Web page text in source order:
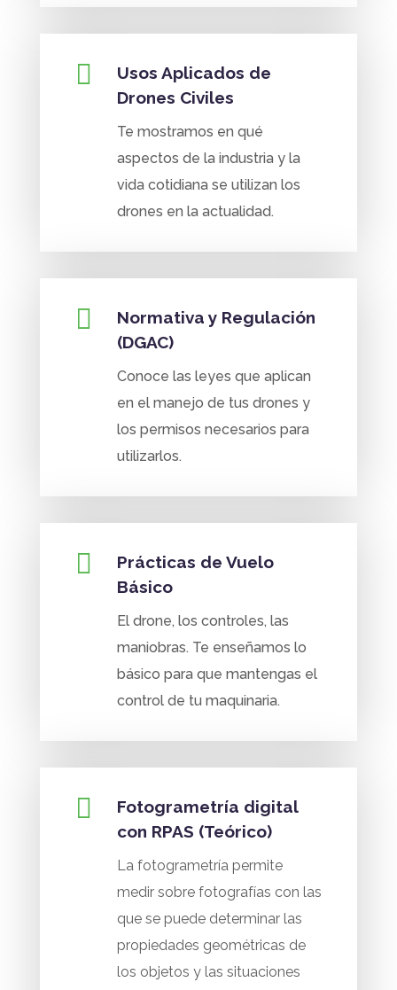

Usos Aplicados de
Drones Civiles
Te mostramos en qué
aspectos de la industria y la
vida cotidiana se utilizan los
drones en la actualidad.

Normativa y Regulación
(DGAC)
Conoce las leyes que aplican
en el manejo de tus drones y
los permisos necesarios para
utilizarlos.

Prácticas de Vuelo
Básico
El drone, los controles, las
maniobras. Te enseñamos lo
básico para que mantengas el
control de tu maquinaria.

Fotogrametría digital
con RPAS (Teórico)
La fotogrametría permite
medir sobre fotografías con las
que se puede determinar las
propiedades geométricas de
los objetos y las situaciones